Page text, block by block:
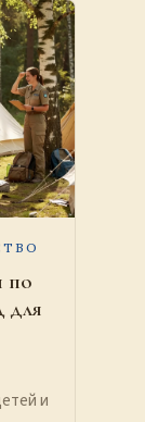
по
для
и